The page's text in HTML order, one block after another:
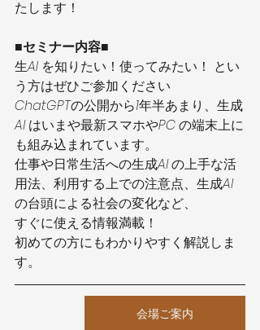
たします！
■セミナー内容■
生AI を知りたい！使ってみたい！ とい
う方はぜひご参加ください
ChatGPTの公開から1年半あまり、生成
Al はいまや最新スマホやPC の端末上に
も組み込まれています。
仕事や日常生活への生成Al の上手な活
用法、利用する上での注意点、生成Al
の台頭による社会の変化など、
すぐに使える情報満載！
初めての方にもわかりやすく解説しま
す。
会場ご案内